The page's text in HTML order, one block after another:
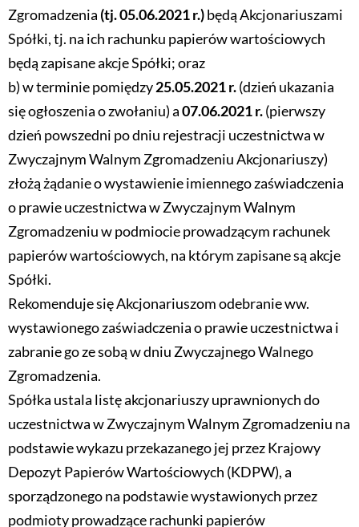
Zgromadzenia (tj. 05.06.2021 r.)będą Akcjonariuszami
Spółki, tj. na ich rachunku papierów wartościowych
będą zapisane akcje Spółki; oraz
b) w terminie pomiędzy25.05.2021 r.(dzień ukazania
się ogłoszenia o zwołaniu) a07.06.2021 r.(pierwszy
dzień powszedni po dniu rejestracji uczestnictwa w
Zwyczajnym Walnym Zgromadzeniu Akcjonariuszy)
złożą żądanie o wystawienie imiennego zaświadczenia
o prawie uczestnictwa w Zwyczajnym Walnym
Zgromadzeniu w podmiocie prowadzącym rachunek
papierów wartościowych, na którym zapisane są akcje
Spółki.
Rekomenduje się Akcjonariuszom odebranie ww.
wystawionego zaświadczenia o prawie uczestnictwa i
zabranie go ze sobą w dniu Zwyczajnego Walnego
Zgromadzenia.
Spółka ustala listę akcjonariuszy uprawnionych do
uczestnictwa w Zwyczajnym Walnym Zgromadzeniu na
podstawie wykazu przekazanego jej przez Krajowy
Depozyt Papierów Wartościowych (KDPW), a
sporządzonego na podstawie wystawionych przez
podmioty prowadzące rachunki papierów